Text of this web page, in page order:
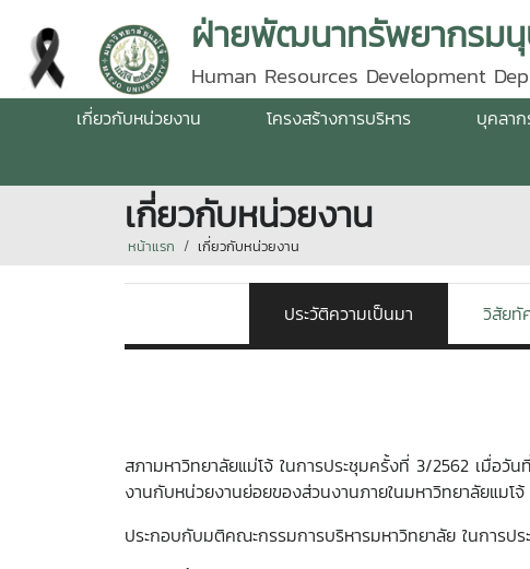
ฝ่ายพัฒนาทรัพยากรม
Human Resources Development
เกี่ยวกับหน่วยงาน โครงสร้างการบริหาร บุคลา
เกี่ยวกับหน่วยงาน
หน้าแรก เกี่ยวกับหน่วยงาน
ประวัติความเป็นมา วิสัย
สภามหาวิทยาลัยแม่โจ้ ในการประชุมครั้งที่ 3/2562 เมื่อ
งานกับหน่วยงานย่อยของส่วนงานภายในมหาวิทยาลัยแมโ
ประกอบกับมติคณะกรรมการบริหารมหาวิทยาลัย ในการ